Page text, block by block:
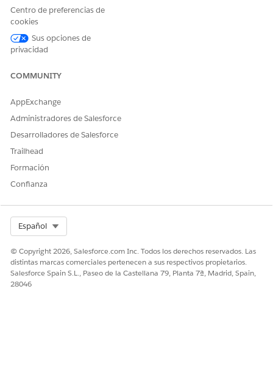
¿Ejecuta esta acción una o
más plantillas de solicitud?
¡Háganos saber cómo podemos mejorar!
Centro de preferencias de
cookies
Sus opciones de
privacidad
COMMUNITY
AppExchange
Administradores de Salesforce
Desarrolladores de Salesforce
Trailhead
Formación
Confianza
Español
© Copyright 2026, Salesforce.com Inc. Todos los derechos reservados. Las
distintas marcas comerciales pertenecen a sus respectivos propietarios.
Salesforce Spain S.L., Paseo de la Castellana 79, Planta 7ª, Madrid, Spain,
28046